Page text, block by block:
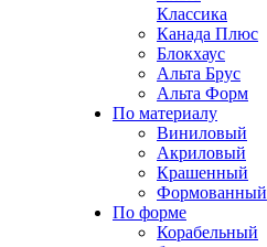
Классика
Канада Плюс
Блокхаус
Альта Брус
Альта Форм
По материалу
Виниловый
Акриловый
Крашенный
Формованный
По форме
Корабельный